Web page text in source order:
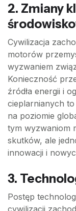
2. Zmiany
Cywilizacja
motorów
wyzwaniem
Konieczność
źródła energii i
cieplarnianych
na poziomie
tym wyzwaniom
skutków, ale
innowacji i
3.
Postęp
cywilizacji